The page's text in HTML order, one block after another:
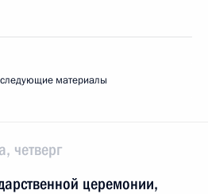
материалы
четверг
церемонии,